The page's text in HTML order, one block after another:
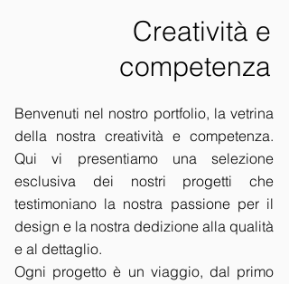
Creatività e
competenza
Benvenuti nel nostro portfolio, la vetrina
della nostra creatività e competenza.
Qui vi presentiamo una selezione
esclusiva dei nostri progetti che
testimoniano la nostra passione per il
design e la nostra dedizione alla qualità
e al dettaglio.
Ogni progetto è un viaggio, dal primo